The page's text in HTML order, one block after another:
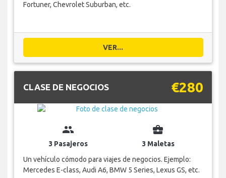
Fortuner, Chevrolet Suburban, etc.
VER...
CLASE DE NEGOCIOS €280
group
3 Pasajeros
business_center
3 Maletas
Un vehículo cómodo para viajes de negocios. Ejemplo:
Mercedes E-class, Audi A6, BMW 5 Series, Lexus GS, etc.